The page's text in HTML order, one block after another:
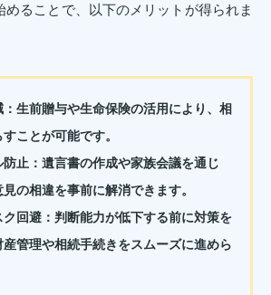
めることで、以下のメリットが得られま
生前贈与や生命保険の活用により、相
ことが可能です。
止： 遺言書の作成や家族会議を通じ
の相違を事前に解消できます。
回避： 判断能力が低下する前に対策を
管理や相続手続きをスムーズに進めら